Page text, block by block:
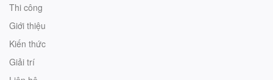
Thi công
Giới thiệu
Kiến thức
Giải trí